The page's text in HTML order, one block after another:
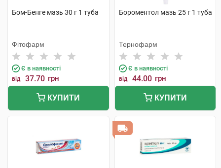
Бом-Бенге мазь 30 г 1 туба
Фітофарм
Є в наявності
від 37.70 грн
КУПИТИ
Бороментол мазь 25 г 1 туба
Тернофарм
Є в наявності
від 44.00 грн
КУПИТИ